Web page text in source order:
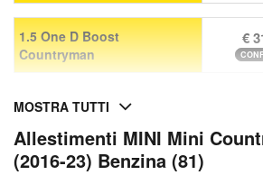
1.5 One D Boost
Countryman
€
MOSTRA TUTTI
Allestimenti MINI Mini
(2016-23) Benzina (81)